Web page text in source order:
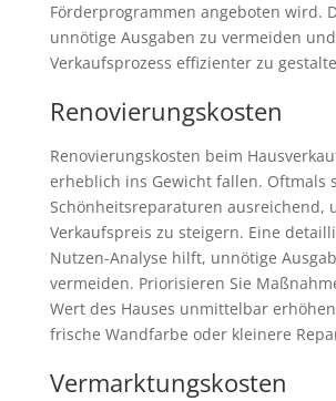
Förderprogrammen angeboten wird.
unnötige Ausgaben zu vermeiden
Verkaufsprozess effizienter zu
Renovierungskosten
Renovierungskosten beim
erheblich ins Gewicht fallen. Oftmals
Schönheitsreparaturen ausreichend,
Verkaufspreis zu steigern. Eine
Nutzen-Analyse hilft, unnötige
vermeiden. Priorisieren Sie
Wert des Hauses unmittelbar
frische Wandfarbe oder kleinere
Vermarktungskosten